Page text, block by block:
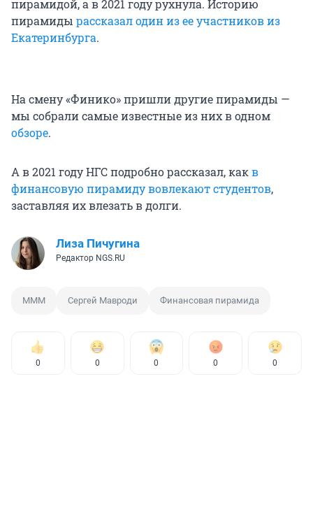
пирамидой, а в 2021 году рухнула. Историю
пирамиды рассказал один из ее участников из
Екатеринбурга.
На смену «Финико» пришли другие пирамиды —
мы собрали самые известные из них в одном
обзоре.
А в 2021 году НГС подробно рассказал, какв
финансовую пирамиду вовлекают студентов,
заставляя их влезать в долги.
Лиза Пичугина
Редактор NGS.RU
МММ Сергей Мавроди Финансовая пирамида
0 0 0 0 0